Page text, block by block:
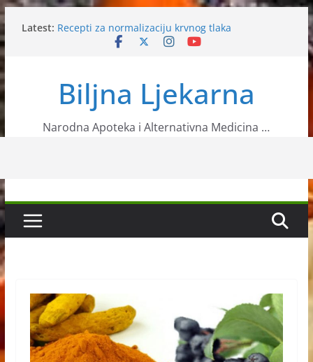
Skip
to
content
Latest: Recepti za normalizaciju krvnog tlaka
Češnjak čisti jetru i krvne sudove
Bubrežnim bolesnicima se preporuča sok od nara
Biljna Ljekarna
Narodna Apoteka i Alternativna Medicina …